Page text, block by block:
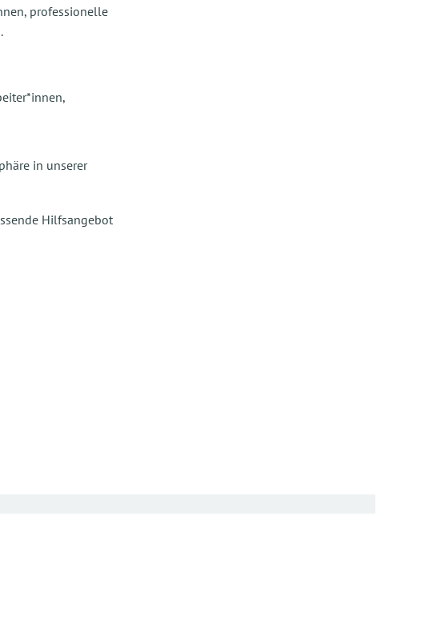
professionelle
in unserer
Hilfsangebot